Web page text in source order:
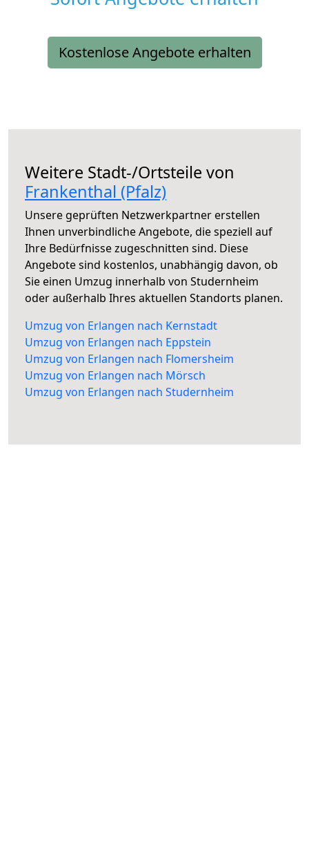
Kostenlose Angebote erhalten
Weitere Stadt-/Ortsteile von
Frankenthal (Pfalz)
Unsere geprüften Netzwerkpartner erstellen
Ihnen unverbindliche Angebote, die speziell auf
Ihre Bedürfnisse zugeschnitten sind. Diese
Angebote sind kostenlos, unabhängig davon, ob
Sie einen Umzug innerhalb von Studernheim
oder außerhalb Ihres aktuellen Standorts planen.
Umzug von Erlangen nach Kernstadt
Umzug von Erlangen nach Eppstein
Umzug von Erlangen nach Flomersheim
Umzug von Erlangen nach Mörsch
Umzug von Erlangen nach Studernheim